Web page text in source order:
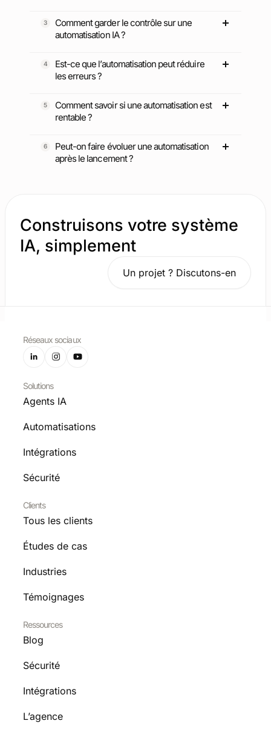
Comment garder le contrôle sur une
automatisation IA ?
Est-ce que l’automatisation peut réduire
les erreurs ?
Comment savoir si une automatisation est
rentable ?
Peut-on faire évoluer une automatisation
après le lancement ?
Construisons votre système
IA, simplement
Un projet ? Discutons-en
Réseaux sociaux
Solutions
Agents IA
Automatisations
Intégrations
Sécurité
Clients
Tous les clients
Études de cas
Industries
Témoignages
Ressources
Blog
Sécurité
Intégrations
L’agence